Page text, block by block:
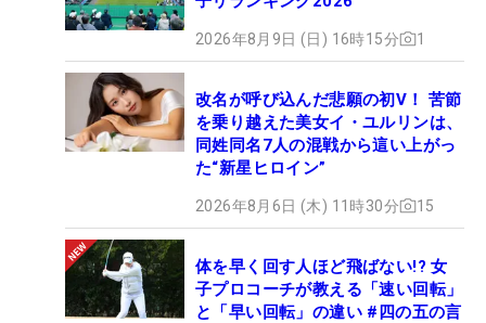
2026年8月9日 (日) 16時15分 1
改名が呼び込んだ悲願の初V！ 苦節
を乗り越えた美女イ・ユルリンは、
同姓同名7人の混戦から這い上がっ
た“新星ヒロイン”
2026年8月6日 (木) 11時30分 15
体を早く回す人ほど飛ばない!? 女
子プロコーチが教える「速い回転」
と「早い回転」の違い #四の五の言